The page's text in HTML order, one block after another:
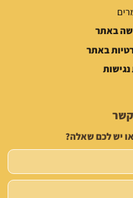
באתר
באתר
יש לכם שאלה?